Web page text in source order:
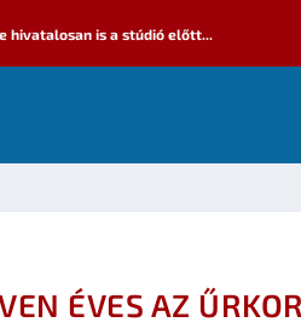
hivatalosan is a stúdió előtt...
ÉVES AZ